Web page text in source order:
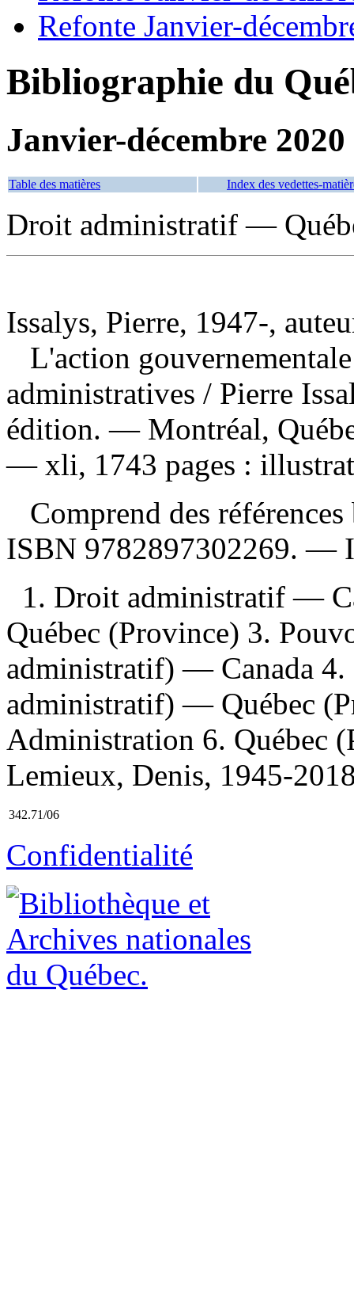
Refonte Janvier-
Bibliographie du
Janvier-décembre 2020
Table des matières Index des vedettes-
Droit administratif —
Issalys, Pierre, 1947-,
L'action
administratives / Pierre
édition. — Montréal,
— xli, 1743 pages :
Comprend des
ISBN 9782897302269. —
1. Droit administratif —
Québec (Province) 3.
administratif) — Canada
administratif) — Québec
Administration 6. Québec
Lemieux, Denis, 1945-
342.71/06
Confidentialité